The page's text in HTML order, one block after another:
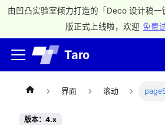
由凹凸实验室倾力打造的「Deco 设计稿一
版正式上线啦，欢迎 免费
Taro
界面 滚动
版本：4.x